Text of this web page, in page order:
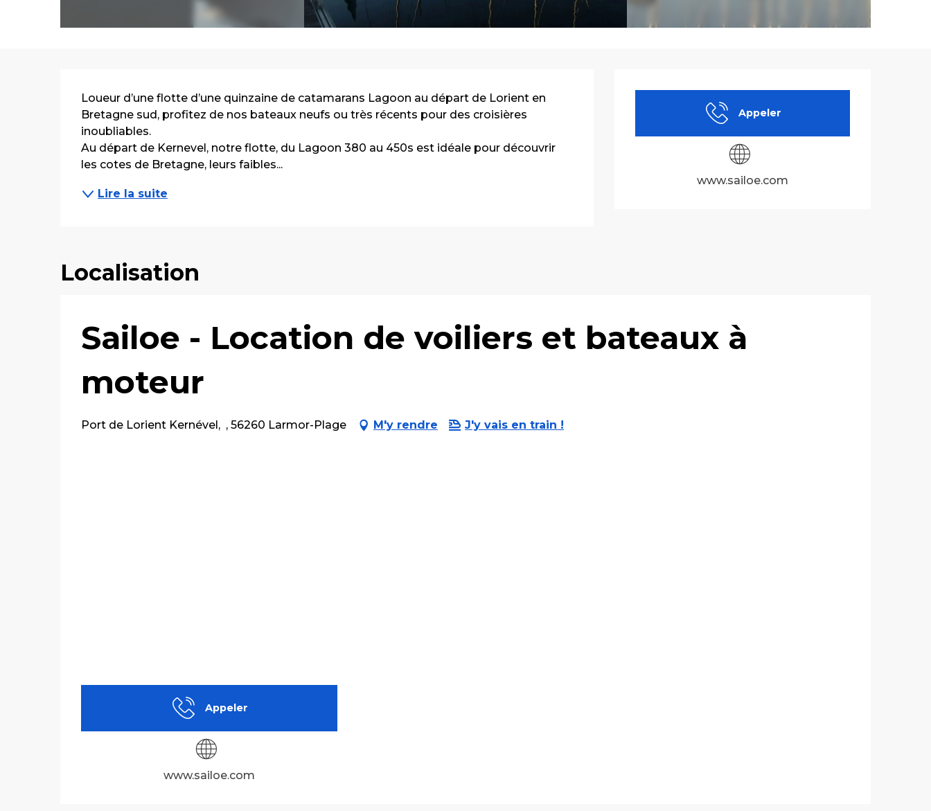
Ouverture et
Appeler
www.sailoe.com
Description
Loueur d’une flotte d’une quinzaine de catamarans Lagoon au départ de Lorient en
Bretagne sud, profitez de nos bateaux neufs ou très récents pour des croisières
inoubliables.
Au départ de Kernevel, notre flotte, du Lagoon 380 au 450s est idéale pour découvrir
les cotes de Bretagne, leurs faibles...
Lire la suite
Localisation
Sailoe - Location de voiliers et bateaux à
moteur
Port de Lorient Kernével, , 56260 Larmor-Plage M'y rendre J'y vais en train !
Appeler
www.sailoe.com